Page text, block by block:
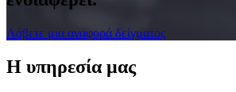
Λάβετε μια αναφορά δείγματος
Η υπηρεσία μας